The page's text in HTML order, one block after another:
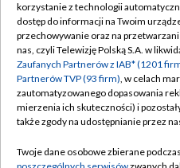
Abonament TVP
Emisja w TVP
Centrum informacji TVP
Naziemna Telewizja
Rada Programowa
Polityka
korzystanie z technologii
dostęp do informacji na Twoim
przechowywanie oraz na
nas, czyli Telewizję Polską S.A. w
Zaufanych Partnerów z IAB* (1201
Partnerów TVP (93 firm), w celach
zautomatyzowanego dopasowania
mierzenia ich skuteczności) i
także zgody na udostępnianie przez
Twoje dane osobowe zbierane